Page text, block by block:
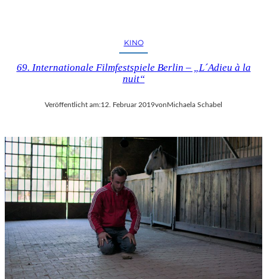
KINO
69. Internationale Filmfestspiele Berlin – „L´Adieu à la
nuit“
Veröffentlicht am:12. Februar 2019von Michaela Schabel